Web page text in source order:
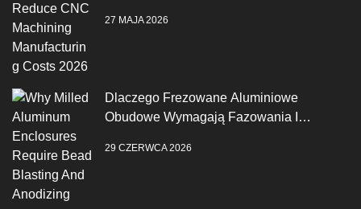
27 MAJA 2026
Dlaczego Frezowane Aluminiowe
Obudowe Wymagają Fazowania I
29 CZERWCA 2026